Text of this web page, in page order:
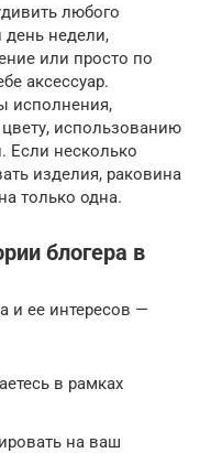
любого
недели,
или просто по
аксессуар.
исполнения,
использованию
Если несколько
изделия, раковина
только одна.
блогера в
и ее интересов —
в рамках
на ваш